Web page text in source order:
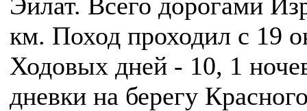
км. Поход проходил с 19
Ходовых дней - 10, 1
дневки на берегу